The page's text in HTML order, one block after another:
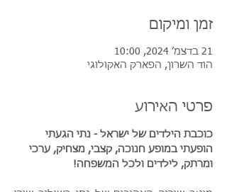
זמן ומיקום
21 בדצמ׳ 2024, 10:00
הוד השרון, הפארק האקולוגי
פרטי האירוע
כוכבת הילדים של ישראל - נתי הגעתי
הופעתי במופע חנוכה, קצבי, מצחיק, ערכי
ומרתק, לילדים ולכל המשפחה!